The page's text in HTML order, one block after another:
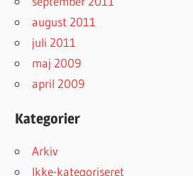
august 2011
juli 2011
maj 2009
april 2009
Kategorier
Arkiv
Ikke-kategoriseret